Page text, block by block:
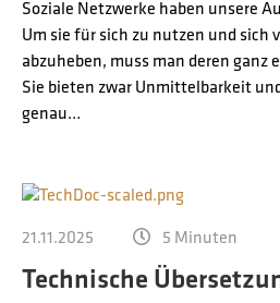
Soziale Netzwerke haben unsere
Um sie für sich zu nutzen und sich
abzuheben, muss man deren ganz
Sie bieten zwar Unmittelbarkeit
genau…
21.11.2025 5 Minuten
Technische